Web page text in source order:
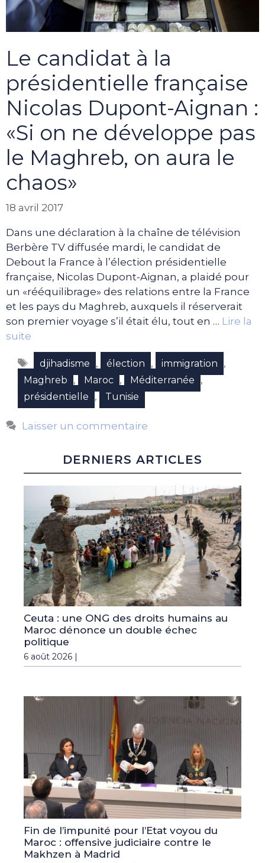
Le candidat à la
présidentielle française
Nicolas Dupont-Aignan :
«Si on ne développe pas
le Maghreb, on aura le
chaos»
18 avril 2017
Dans une déclaration à la chaîne de télévision
Berbère TV diffusée mardi, le candidat de
Debout la France à l’élection présidentielle
française, Nicolas Dupont-Aignan, a plaidé pour
un «rééquilibrage» des relations entre la France
et les pays du Maghreb, auxquels il réserverait
son premier voyage s’il était élu, tout en … Lire la
suite
Étiquettes
djihadisme , élection , immigration ,
Maghreb , Maroc , Méditerranée ,
présidentielle , Tunisie
Laisser un commentaire
DERNIERS ARTICLES
Ceuta : une ONG des droits humains au
Maroc dénonce un double échec
politique
6 août 2026 |
Fin de l’impunité pour l’Etat voyou du
Maroc : offensive judiciaire contre le
Makhzen à Madrid